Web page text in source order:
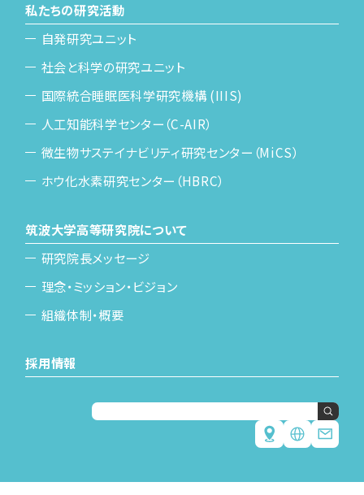
私たちの研究活動
自発研究ユニット
社会と科学の研究ユニット
国際統合睡眠医科学研究機構 (IIIS)
人工知能科学センター（C-AIR）
微生物サステイナビリティ研究センター（MiCS）
ホウ化水素研究センター（HBRC）
筑波大学高等研究院について
研究院長メッセージ
理念・ミッション・ビジョン
組織体制・概要
採用情報